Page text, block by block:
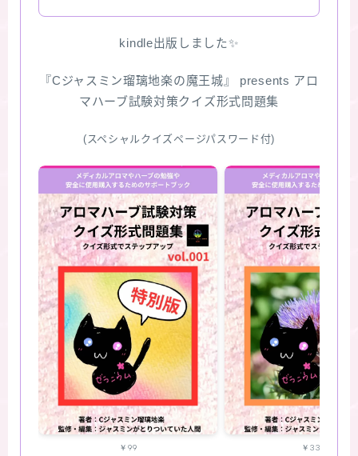
kindle出版しました✨
『Cジャスミン瑠璃地楽の魔王城』 presents アロ
マハーブ試験対策クイズ形式問題集
(スペシャルクイズページパスワード付)
￥99 ￥330